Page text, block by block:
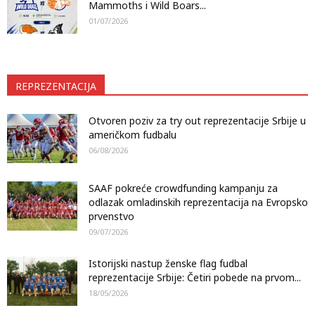
Mammoths i Wild Boars...
01/07/2026
REPREZENTACIJA
Otvoren poziv za try out reprezentacije Srbije u
američkom fudbalu
06/08/2026
SAAF pokreće crowdfunding kampanju za
odlazak omladinskih reprezentacija na Evropsko
prvenstvo
09/07/2026
Istorijski nastup ženske flag fudbal
reprezentacije Srbije: Četiri pobede na prvom...
18/05/2026